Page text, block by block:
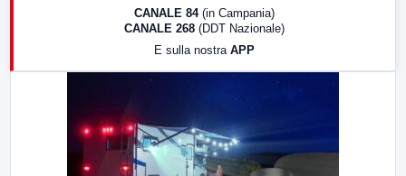
CANALE 84 (in Campania)
CANALE 268 (DDT Nazionale)
E sulla nostra APP